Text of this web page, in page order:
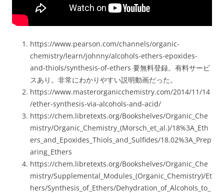
https://www.pearson.com/channels/organic-
chemistry/learn/johnny/alcohols-ethers-epoxides-
and-thiols/synthesis-of-ethers 要無料登録。有料サービ
スあり。非常にわかりやすい説明動画だった。
https://www.masterorganicchemistry.com/2014/11/14
/ether-synthesis-via-alcohols-and-acid/
https://chem.libretexts.org/Bookshelves/Organic_Che
mistry/Organic_Chemistry_(Morsch_et_al.)/18%3A_Eth
ers_and_Epoxides_Thiols_and_Sulfides/18.02%3A_Prep
aring_Ethers
https://chem.libretexts.org/Bookshelves/Organic_Che
mistry/Supplemental_Modules_(Organic_Chemistry)/Et
hers/Synthesis_of_Ethers/Dehydration_of_Alcohols_to_